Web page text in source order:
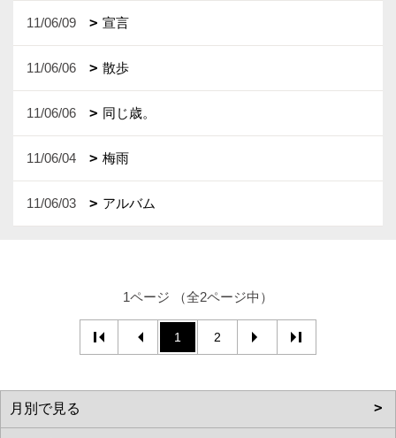
11/06/09 宣言
11/06/06 散歩
11/06/06 同じ歳。
11/06/04 梅雨
11/06/03 アルバム
1ページ （全2ページ中）
1 2